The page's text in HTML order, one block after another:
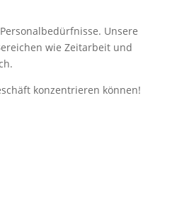
Unsere
wie Zeitarbeit und
konzentrieren können!